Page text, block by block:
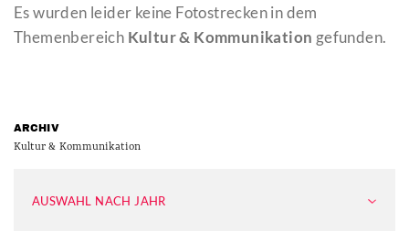
Es wurden leider keine Fotostrecken in dem
Themenbereich Kultur & Kommunikation gefunden.
ARCHIV
Kultur & Kommunikation
AUSWAHL NACH JAHR